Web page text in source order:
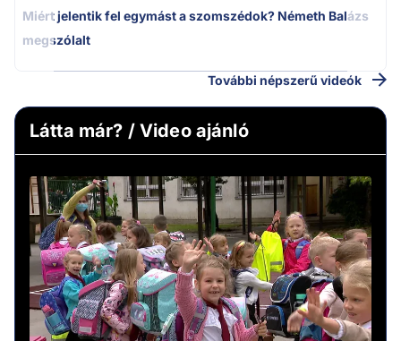
Miért jelentik fel egymást a szomszédok? Németh Balázs
megszólalt
További népszerű videók
Látta már? / Video ajánló